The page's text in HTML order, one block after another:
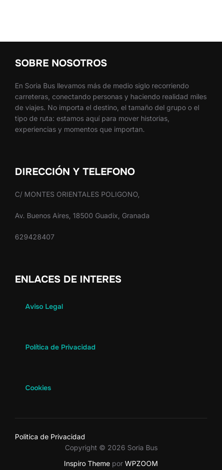
SOBRE NOSOTROS
En Soria Bus llevamos más de medio siglo recorriendo
carreteras, conectando personas y haciendo realidad miles
de viajes. No importa el destino, el tamaño del grupo o el
tipo de ruta: estamos aquí para mover historias,
experiencias y momentos que importan.
DIRECCIÓN Y TELEFONO
C/ MONTES ORIENTALES POLIGONO,
Av. Buenos Aires, 18500 Guadix, Granada
629428407
ENLACES DE INTERES
Aviso Legal
Política de Privacidad
Cookies
Politica de Privacidad
Copyright © 2026 Soria Bus
Inspiro Theme por WPZOOM